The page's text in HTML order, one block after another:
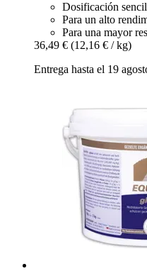
Dosificación
Para un alto
Para una mayor
36,49 € (12,16 € / kg)
Entrega hasta el 19